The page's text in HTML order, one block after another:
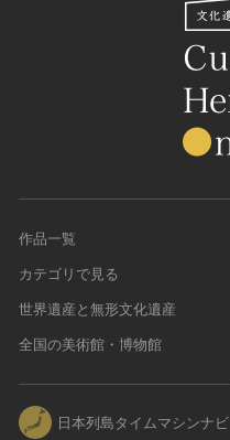
作品一覧
カテゴリで見る
世界遺産と無形文化遺産
全国の美術館・博物館
日本列島タイムマシンナビ